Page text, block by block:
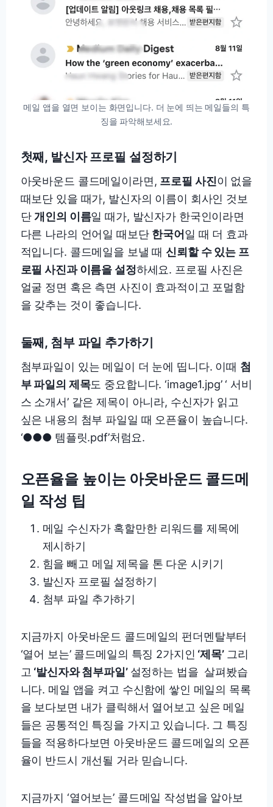
메일 앱을 열면 보이는 화면입니다. 더 눈에 띄는 메일들의 특
징을 파악해보세요.
첫째, 발신자 프로필 설정하기
아웃바운드 콜드메일이라면, 프로필 사진이 없을
때보단 있을 때가, 발신자의 이름이 회사인 것보
단개인의 이름일 때가, 발신자가 한국인이라면
다른 나라의 언어일 때보단 한국어일 때 더 효과
적입니다. 콜드메일을 보낼 때 신뢰할 수 있는 프
로필 사진과 이름을 설정하세요. 프로필 사진은
얼굴 정면 혹은 측면 사진이 효과적이고 포멀함
을 갖추는 것이 좋습니다.
둘째, 첨부 파일 추가하기
첨부파일이 있는 메일이 더 눈에 띱니다. 이때 첨
부 파일의 제목도 중요합니다. ‘image1.jpg’ ‘ 서비
스 소개서’ 같은 제목이 아니라, 수신자가 읽고
싶은 내용의 첨부 파일일 때 오픈율이 높습니다.
‘●●● 템플릿.pdf’처럼요.
오픈율을 높이는 아웃바운드 콜드메
일 작성 팁
메일 수신자가 혹할만한 리워드를 제목에
제시하기
힘을 빼고 메일 제목을 톤 다운 시키기
발신자 프로필 설정하기
첨부 파일 추가하기
지금까지 아웃바운드 콜드메일의 펀더멘탈부터
‘열어 보는’ 콜드메일의 특징 2가지인 ‘제목’ 그리
고 ‘발신자와 첨부파일’ 설정하는 법을 살펴봤습
니다. 메일 앱을 켜고 수신함에 쌓인 메일의 목록
을 보다보면 내가 클릭해서 열어보고 싶은 메일
들은 공통적인 특징을 가지고 있습니다. 그 특징
들을 적용하다보면 아웃바운드 콜드메일의 오픈
율이 반드시 개선될 거라 믿습니다.
지금까지 ‘열어보는’ 콜드메일 작성법을 알아보